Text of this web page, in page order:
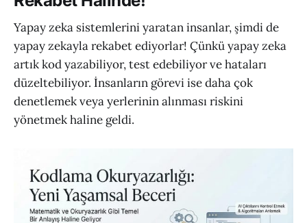
Yapay zeka sistemlerini yaratan insanlar, şimdi de
yapay zekayla rekabet ediyorlar! Çünkü yapay zeka
artık kod yazabiliyor, test edebiliyor ve hataları
düzeltebiliyor. İnsanların görevi ise daha çok
denetlemek veya yerlerinin alınması riskini
yönetmek haline geldi.